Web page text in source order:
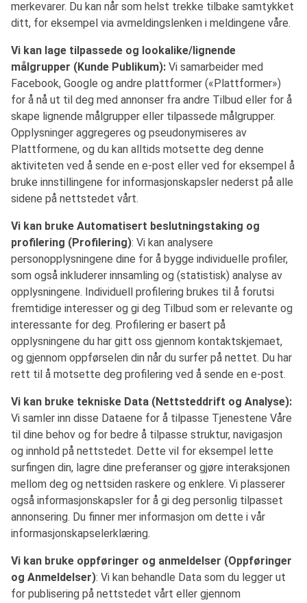
merkevarer. Du kan når som helst trekke tilbake samtykket
ditt, for eksempel via avmeldingslenken i meldingene våre.
Vi kan lage tilpassede og lookalike/lignende
målgrupper (Kunde Publikum): Vi samarbeider med
Facebook, Google og andre plattformer («Plattformer»)
for å nå ut til deg med annonser fra andre Tilbud eller for å
skape lignende målgrupper eller tilpassede målgrupper.
Opplysninger aggregeres og pseudonymiseres av
Plattformene, og du kan alltids motsette deg denne
aktiviteten ved å sende en e-post eller ved for eksempel å
bruke innstillingene for informasjonskapsler nederst på alle
sidene på nettstedet vårt.
Vi kan bruke Automatisert beslutningstaking og
profilering (Profilering): Vi kan analysere
personopplysningene dine for å bygge individuelle profiler,
som også inkluderer innsamling og (statistisk) analyse av
opplysningene. Individuell profilering brukes til å forutsi
fremtidige interesser og gi deg Tilbud som er relevante og
interessante for deg. Profilering er basert på
opplysningene du har gitt oss gjennom kontaktskjemaet,
og gjennom oppførselen din når du surfer på nettet. Du har
rett til å motsette deg profilering ved å sende en e-post.
Vi kan bruke tekniske Data (Nettsteddrift og Analyse):
Vi samler inn disse Dataene for å tilpasse Tjenestene Våre
til dine behov og for bedre å tilpasse struktur, navigasjon
og innhold på nettstedet. Dette vil for eksempel lette
surfingen din, lagre dine preferanser og gjøre interaksjonen
mellom deg og nettsiden raskere og enklere. Vi plasserer
også informasjonskapsler for å gi deg personlig tilpasset
annonsering. Du finner mer informasjon om dette i vår
informasjonskapselerklæring.
Vi kan bruke oppføringer og anmeldelser (Oppføringer
og Anmeldelser): Vi kan behandle Data som du legger ut
for publisering på nettstedet vårt eller gjennom